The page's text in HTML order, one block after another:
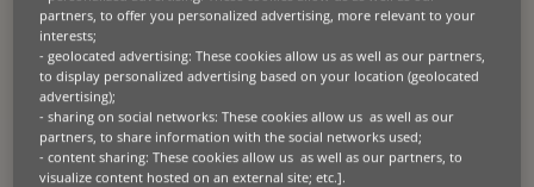
nostre persone.
Unisciti a noi.
BNP Paribas Leasing Solutions è un’azienda in cui il
lavoro di ciascuno contribuisce alla costruzione di
un futuro migliore, in cui si può crescere,
sviluppare i propri talenti e le proprie competenze.
partners, to offer you personalized advertising, more relevant to your
interests;
- geolocated advertising: These cookies allow us as well as our partners,
to display personalized advertising based on your location (geolocated
advertising);
- sharing on social networks: These cookies allow us as well as our
partners, to share information with the social networks used;
- content sharing: These cookies allow us as well as our partners, to
visualize content hosted on an external site; etc.].